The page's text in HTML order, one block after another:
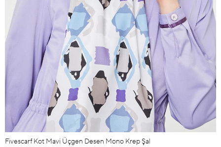
Fivescarf Kot Mavi Üçgen Desen Mono Krep Şal